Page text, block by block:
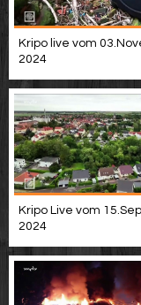
Kripo live vom
2024
Kripo Live vom
2024